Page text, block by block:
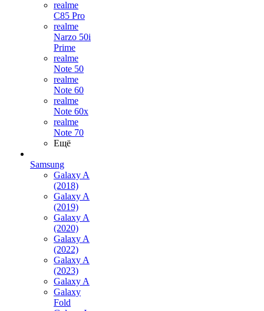
realme
C85 Pro
realme
Narzo 50i
Prime
realme
Note 50
realme
Note 60
realme
Note 60x
realme
Note 70
Ещё
Samsung
Galaxy A
(2018)
Galaxy A
(2019)
Galaxy A
(2020)
Galaxy A
(2022)
Galaxy A
(2023)
Galaxy A
Galaxy
Fold